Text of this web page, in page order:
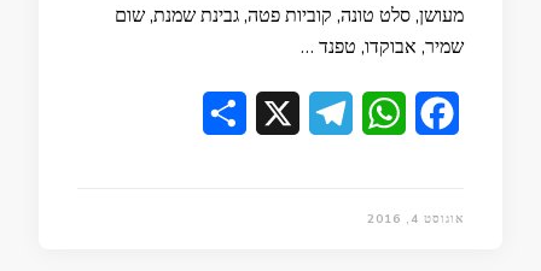
מעושן, סלט טונה, קוביות פטה, גבינת שמנת, שום
שמיר, אבוקדו, טפנד …
Facebook
WhatsApp
Telegram
אוגוסט 4, 2016